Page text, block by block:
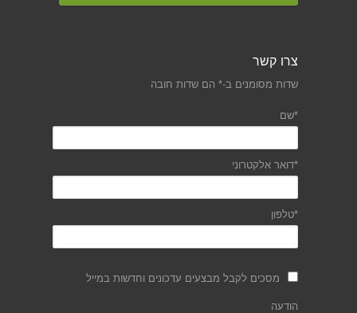
צרו קשר
שדות מסומנים ב-* הם שדות חובה
*שם
*דואר אלקטרוני
*טלפון
מסכים לקבל מבצעים עדכונים וחדשות במייל
הודעה